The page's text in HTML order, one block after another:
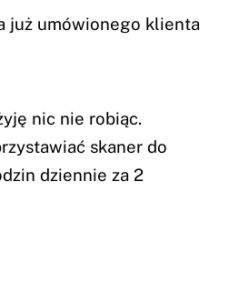
już umówionego klienta
nic nie robiąc.
skaner do
dziennie za 2